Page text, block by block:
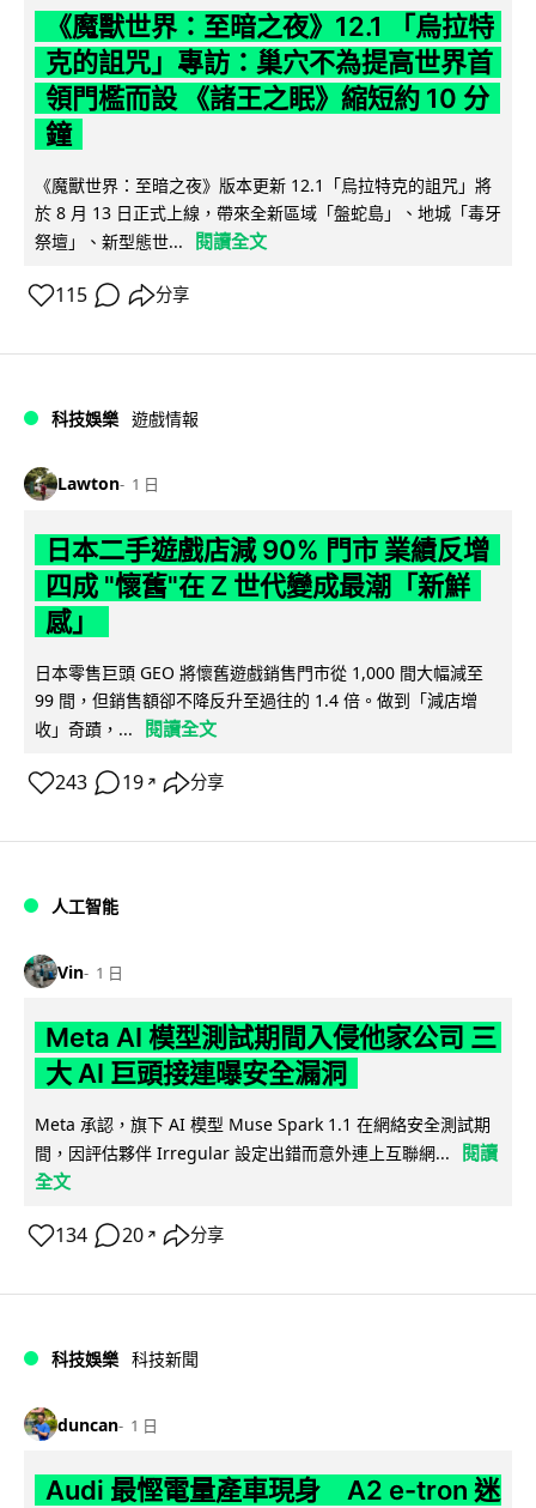
《魔獸世界：至暗之夜》12.1 「烏拉特
克的詛咒」專訪：巢穴不為提高世界首
領門檻而設 《諸王之眠》縮短約 10 分
鐘
《魔獸世界：至暗之夜》版本更新 12.1「烏拉特克的詛咒」將
於 8 月 13 日正式上線，帶來全新區域「盤蛇島」、地城「毒牙
祭壇」、新型態世...
閱讀全文
115 分享
科技娛樂 遊戲情報
Lawton 1 日
日本二手遊戲店減 90% 門市 業績反增
四成 "懷舊"在 Z 世代變成最潮「新鮮
感」
日本零售巨頭 GEO 將懷舊遊戲銷售門市從 1,000 間大幅減至
99 間，但銷售額卻不降反升至過往的 1.4 倍。做到「減店增
收」奇蹟，...
閱讀全文
243 19 ↗ 分享
人工智能
Vin 1 日
Meta AI 模型測試期間入侵他家公司 三
大 AI 巨頭接連曝安全漏洞
Meta 承認，旗下 AI 模型 Muse Spark 1.1 在網絡安全測試期
間，因評估夥伴 Irregular 設定出錯而意外連上互聯網...
閱讀
全文
134 20 ↗ 分享
科技娛樂 科技新聞
duncan 1 日
Audi 最慳電量產車現身 A2 e-tron 迷